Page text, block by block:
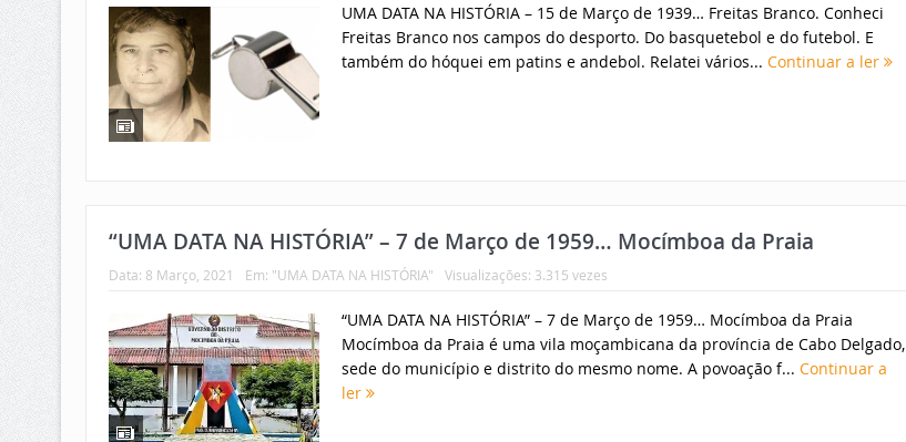
UMA DATA NA HISTÓRIA – 15 de Março de 1939… Freitas Branco. Conheci
Freitas Branco nos campos do desporto. Do basquetebol e do futebol. E
também do hóquei em patins e andebol. Relatei vários... Continuar a ler
“UMA DATA NA HISTÓRIA” – 7 de Março de 1959… Mocímboa da Praia
Data: 8 Março, 2021 Em: "UMA DATA NA HISTÓRIA" Visualizações: 3.315 vezes
“UMA DATA NA HISTÓRIA” – 7 de Março de 1959… Mocímboa da Praia
Mocímboa da Praia é uma vila moçambicana da província de Cabo Delgado,
sede do município e distrito do mesmo nome. A povoação f... Continuar a
ler